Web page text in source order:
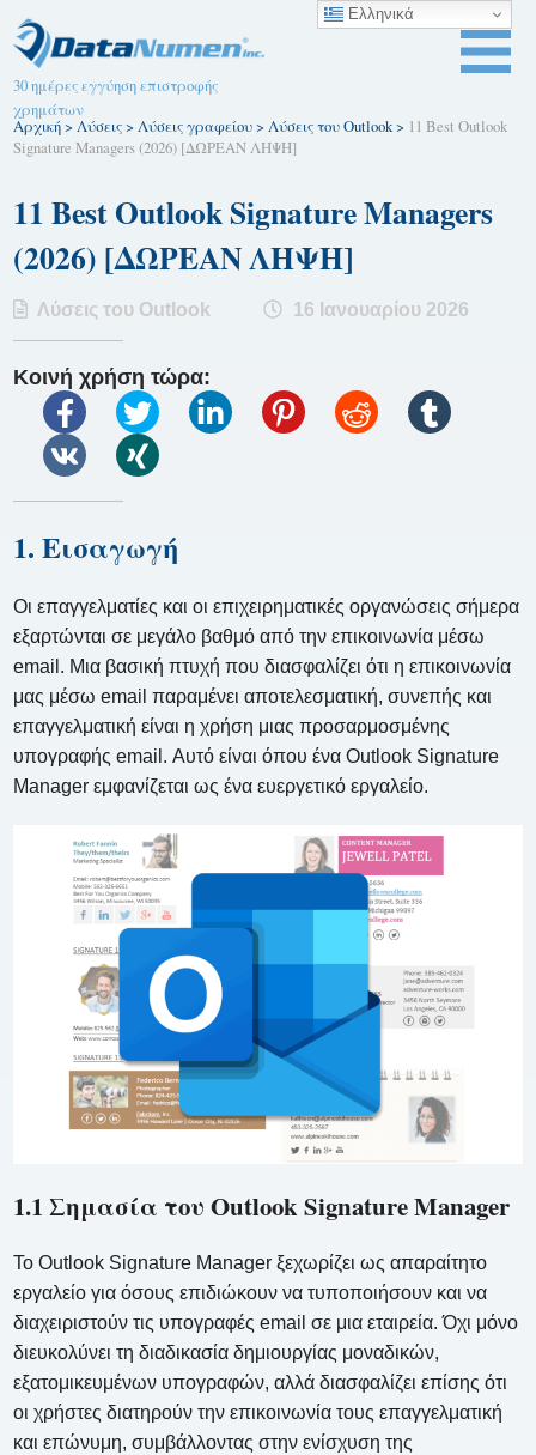
30 ημέρες εγγύηση επιστροφής
χρημάτων
Αρχική>Λύσεις>Λύσεις γραφείου>Λύσεις του Outlook> 11 Best Outlook
Signature Managers (2026) [ΔΩΡΕΑΝ ΛΗΨΗ]
11 Best Outlook Signature Managers
(2026) [ΔΩΡΕΑΝ ΛΗΨΗ]
Λύσεις του Outlook 16 Ιανουαρίου 2026
Κοινή χρήση τώρα:
1. Εισαγωγή
Οι επαγγελματίες και οι επιχειρηματικές οργανώσεις σήμερα
εξαρτώνται σε μεγάλο βαθμό από την επικοινωνία μέσω
email. Μια βασική πτυχή που διασφαλίζει ότι η επικοινωνία
μας μέσω email παραμένει αποτελεσματική, συνεπής και
επαγγελματική είναι η χρήση μιας προσαρμοσμένης
υπογραφής email. Αυτό είναι όπου ένα Outlook Signature
Manager εμφανίζεται ως ένα ευεργετικό εργαλείο.
1.1 Σημασία του Outlook Signature Manager
Το Outlook Signature Manager ξεχωρίζει ως απαραίτητο
εργαλείο για όσους επιδιώκουν να τυποποιήσουν και να
διαχειριστούν τις υπογραφές email σε μια εταιρεία. Όχι μόνο
διευκολύνει τη διαδικασία δημιουργίας μοναδικών,
εξατομικευμένων υπογραφών, αλλά διασφαλίζει επίσης ότι
οι χρήστες διατηρούν την επικοινωνία τους επαγγελματική
και επώνυμη, συμβάλλοντας στην ενίσχυση της
Ελληνικά